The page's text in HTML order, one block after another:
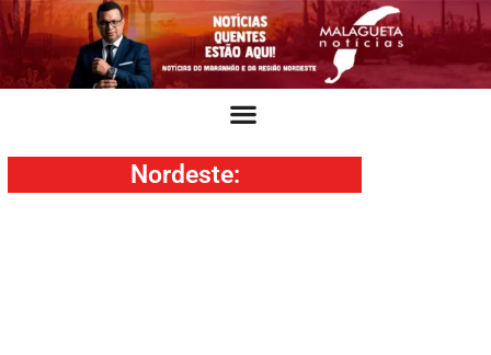
Nordeste: